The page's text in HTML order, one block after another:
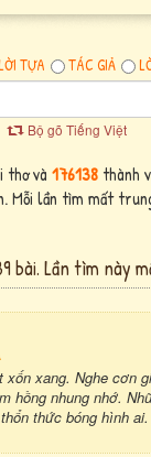
TỰA TÁC GIẢ
Bộ gõ Tiếng Việt
thơ và 176138thành
Mỗi lần tìm mất
bài. Lần tìm này
xang. Nghe cơn
hồng nhung nhớ.
thức bóng hình